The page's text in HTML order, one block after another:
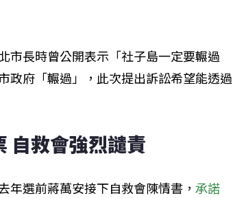
市長時曾公開表示「社子島一定要輾過
政府「輾過」，此次提出訴訟希望能透過
自救會強烈譴責
年選前蔣萬安接下自救會陳情書， 承諾